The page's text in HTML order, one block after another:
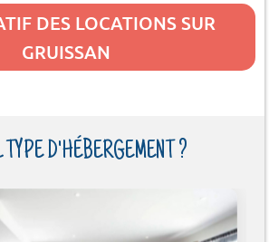
DES LOCATIONS SUR
GRUISSAN
TYPE D'HÉBERGEMENT ?